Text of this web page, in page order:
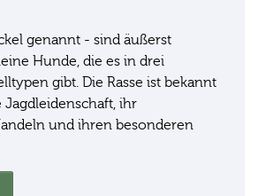
genannt - sind äußerst
Hunde, die es in drei
gibt. Die Rasse ist bekannt
ihr
und ihren besonderen